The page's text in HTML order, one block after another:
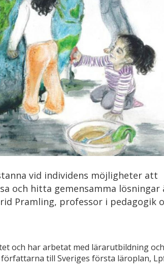
vid individens möjligheter att
och hitta gemensamma lösningar
Pramling, professor i pedagogik
och har arbetat med lärarutbildning och
till Sveriges första läroplan,